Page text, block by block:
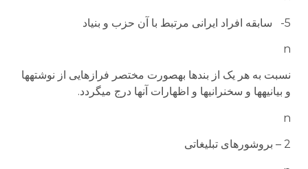
5- سابقه افراد ایرانی مرتبط با آن حزب و بنیاد
n
نسبت به هر یک از بندها به­صورت مختصر فرازهایی از نوشته­ها
و بیانیه­ها و سخنرانی­ها و اظهارات آنها درج می­گردد.
n
2 – بروشورهای تبلیغاتی